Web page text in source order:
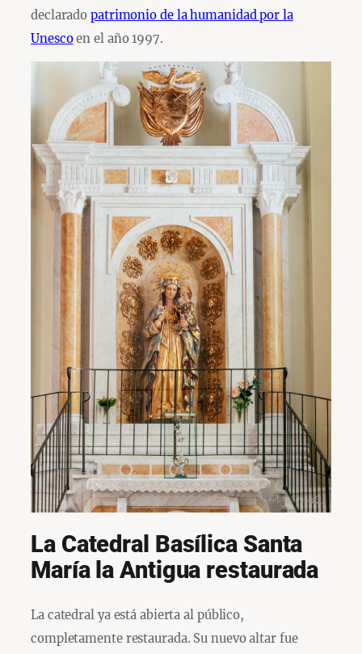
declaradopatrimonio de la humanidad por la
Unescoen el año 1997.
La Catedral Basílica Santa
María la Antigua restaurada
La catedral ya está abierta al público,
completamente restaurada. Su nuevo altar fue